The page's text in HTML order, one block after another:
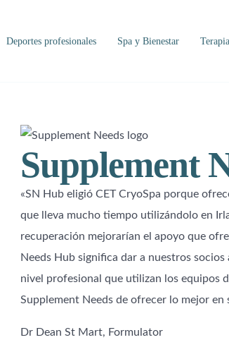
Deportes profesionales Spa y Bienestar
Supplement
«SN Hub eligió CET CryoSpa porque
que lleva mucho tiempo utilizándolo en
recuperación mejorarían el apoyo que
Needs Hub significa dar a nuestros
nivel profesional que utilizan los equipos
Supplement Needs de ofrecer lo mejor en
Dr Dean St Mart, Formulator